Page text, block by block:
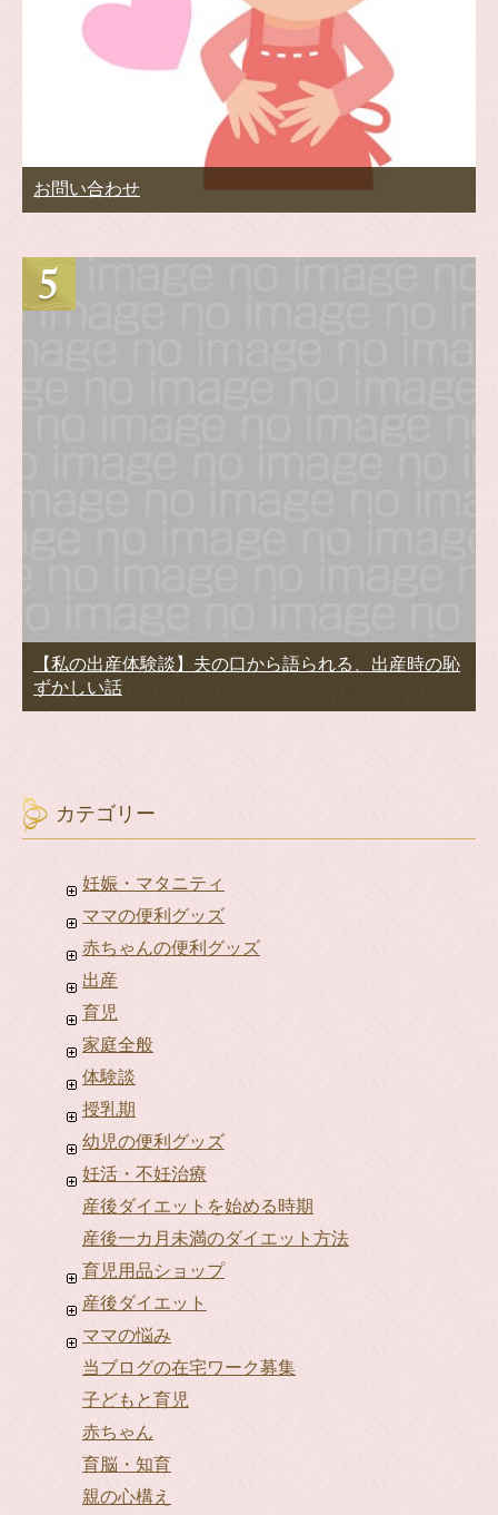
お問い合わせ
【私の出産体験談】夫の口から語られる、出産時の恥
ずかしい話
カテゴリー
妊娠・マタニティ
ママの便利グッズ
赤ちゃんの便利グッズ
出産
育児
家庭全般
体験談
授乳期
幼児の便利グッズ
妊活・不妊治療
産後ダイエットを始める時期
産後一カ月未満のダイエット方法
育児用品ショップ
産後ダイエット
ママの悩み
当ブログの在宅ワーク募集
子どもと育児
赤ちゃん
育脳・知育
親の心構え